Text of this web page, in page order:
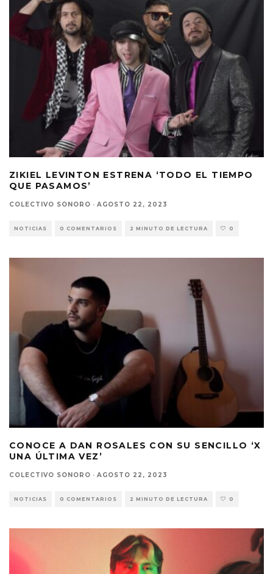
ZIKIEL LEVINTON ESTRENA ‘TODO EL TIEMPO
QUE PASAMOS’
COLECTIVO SONORO · AGOSTO 22, 2023
NOTICIAS 0 COMENTARIOS 2 MINUTO DE LECTURA 0
CONOCE A DAN ROSALES CON SU SENCILLO ‘X
UNA ÚLTIMA VEZ’
COLECTIVO SONORO · AGOSTO 22, 2023
NOTICIAS 0 COMENTARIOS 2 MINUTO DE LECTURA 0